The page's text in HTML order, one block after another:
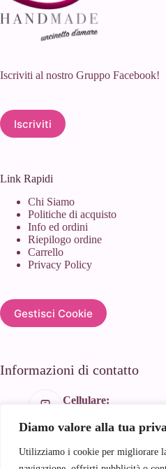
Diamo valore alla tua
Utilizziamo i cookie per migliorare
Iscriviti al nostro Gruppo Facebook!
Iscriviti
Link Rapidi
Chi Siamo
Politiche di acquisto
Info ed ordini
Riepilogo ordine
Carrello
Privacy Policy
Gestisci Cookie
Informazioni di contatto
Cellulare:
Email:
info@andyhandmade.it
Indirizzo: